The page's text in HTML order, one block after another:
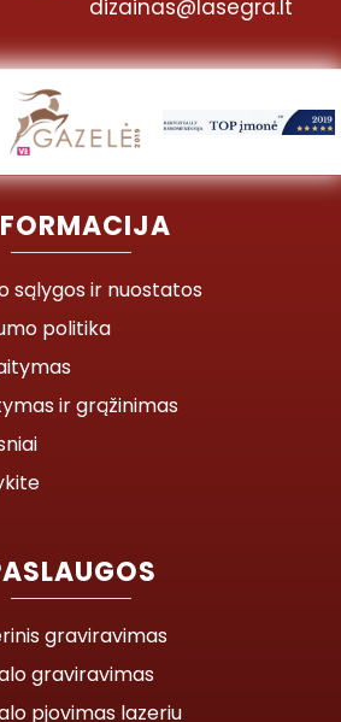
dizainas@lasegra.lt
sąlygos ir nuostatos
politika
ir grąžinimas
graviravimas
graviravimas
pjovimas lazeriu